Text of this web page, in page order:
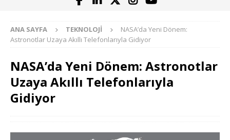
ANA SAYFA TEKNOLOJI
NASA’da Yeni Dönem:
Astronotlar Uzaya Akıllı Telefonlarıyla Gidiyor
NASA’da Yeni Dönem: Astronotlar
Uzaya Akıllı Telefonlarıyla
Gidiyor